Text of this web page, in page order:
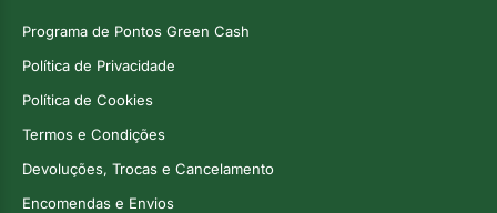
Programa de Pontos Green Cash
Política de Privacidade
Política de Cookies
Termos e Condições
Devoluções, Trocas e Cancelamento
Encomendas e Envios